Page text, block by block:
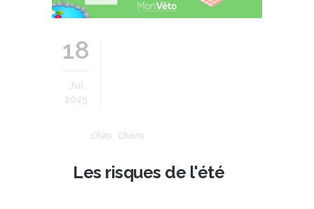
18
Jul
2025
Chats Chiens
Les risques de l'été